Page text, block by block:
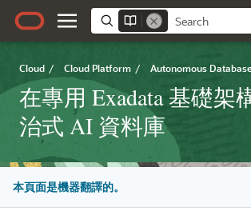
Cloud / Cloud Platform / Autonomous
在專用 Exadata 基礎架
治式 AI 資料庫
本頁面是機器翻譯的。